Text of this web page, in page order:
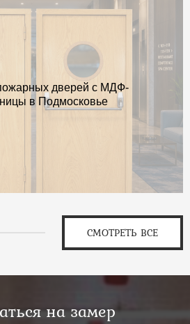
дверей с МДФ-
в Подмосковье
СМОТРЕТЬ ВСЕ
на замер